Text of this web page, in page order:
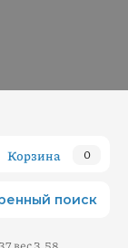
Корзина 0
поиск